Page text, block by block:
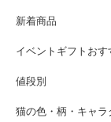
新着商品
イベントギフトおす
値段別
猫の色・柄・キャラ